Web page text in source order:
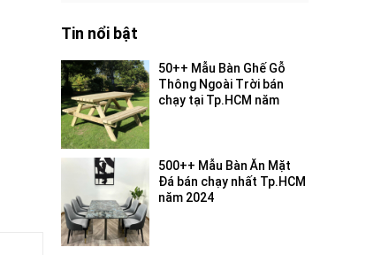
Tin nổi bật
50++ Mẫu Bàn Ghế Gỗ
Thông Ngoài Trời bán
chạy tại Tp.HCM năm
500++ Mẫu Bàn Ăn Mặt
Đá bán chạy nhất Tp.HCM
năm 2024